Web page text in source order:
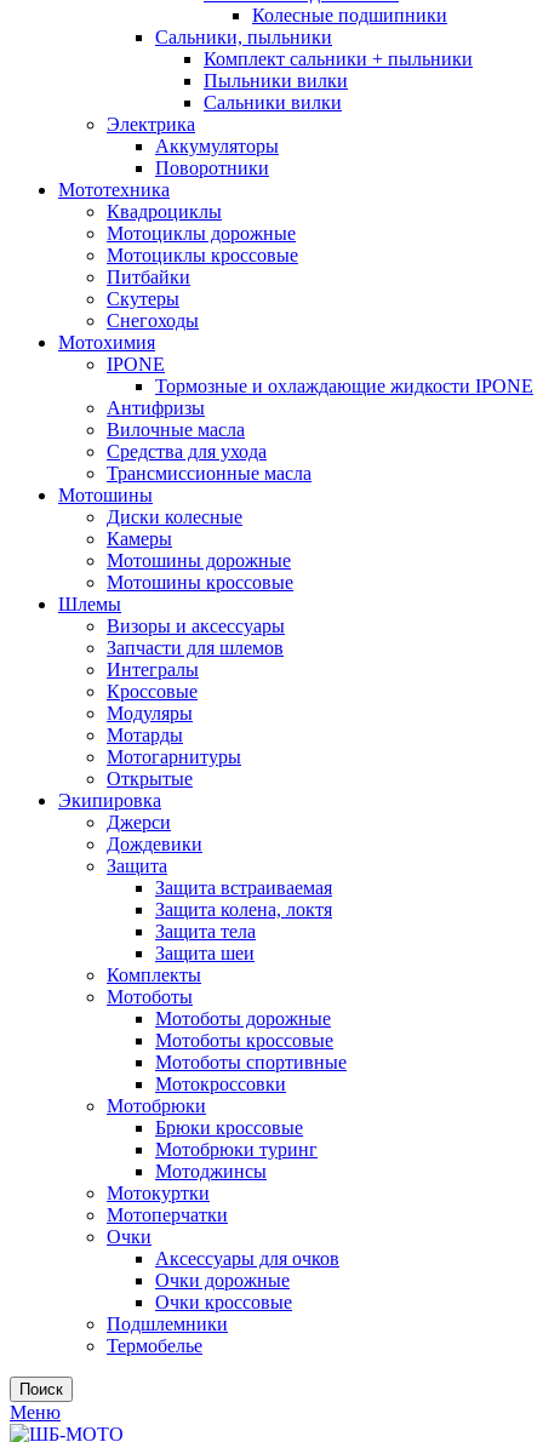
Колесные подшипники
Сальники, пыльники
Комплект сальники + пыльники
Пыльники вилки
Сальники вилки
Электрика
Аккумуляторы
Поворотники
Мототехника
Квадроциклы
Мотоциклы дорожные
Мотоциклы кроссовые
Питбайки
Скутеры
Снегоходы
Мотохимия
IPONE
Тормозные и охлаждающие жидкости IPONE
Антифризы
Вилочные масла
Средства для ухода
Трансмиссионные масла
Мотошины
Диски колесные
Камеры
Мотошины дорожные
Мотошины кроссовые
Шлемы
Визоры и аксессуары
Запчасти для шлемов
Интегралы
Кроссовые
Модуляры
Мотарды
Мотогарнитуры
Открытые
Экипировка
Джерси
Дождевики
Защита
Защита встраиваемая
Защита колена, локтя
Защита тела
Защита шеи
Комплекты
Мотоботы
Мотоботы дорожные
Мотоботы кроссовые
Мотоботы спортивные
Мотокроссовки
Мотобрюки
Брюки кроссовые
Мотобрюки туринг
Мотоджинсы
Мотокуртки
Мотоперчатки
Очки
Аксессуары для очков
Очки дорожные
Очки кроссовые
Подшлемники
Термобелье
Поиск
Меню